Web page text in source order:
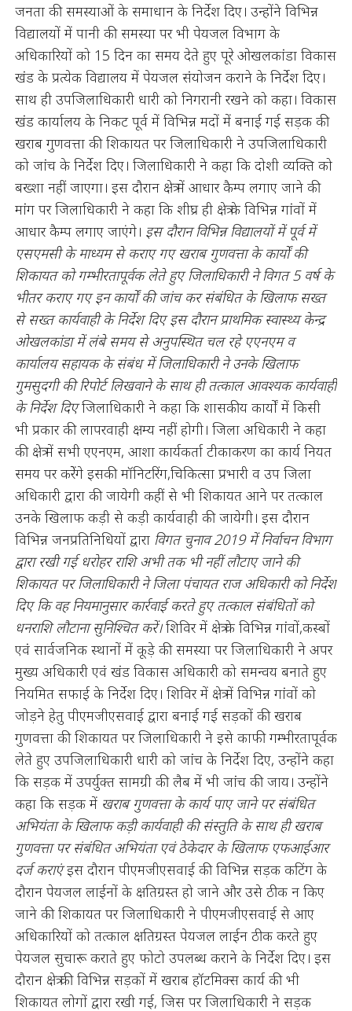
जनता की समस्याओं के समाधान के निर्देश दिए। उन्होंने विभिन्न
विद्यालयों में पानी की समस्या पर भी पेयजल विभाग के
अधिकारियों को 15 दिन का समय देते हुए पूरे ओखलकांडा विकास
खंड के प्रत्येक विद्यालय में पेयजल संयोजन कराने के निर्देश दिए।
साथ ही उपजिलाधिकारी धारी को निगरानी रखने को कहा। विकास
खंड कार्यालय के निकट पूर्व में विभिन्न मदों में बनाई गई सड़क की
खराब गुणवत्ता की शिकायत पर जिलाधिकारी ने उपजिलाधिकारी
को जांच के निर्देश दिए। जिलाधिकारी ने कहा कि दोशी व्यक्ति को
बख्शा नहीं जाएगा। इस दौरान क्षेत्र में आधार कैम्प लगाए जाने की
मांग पर जिलाधिकारी ने कहा कि शीघ्र ही क्षेत्र के विभिन्न गांवों में
आधार कैम्प लगाए जाएंगे। इस दौरान विभिन्न विद्यालयों में पूर्व में
एसएमसी के माध्यम से कराए गए खराब गुणवत्ता के कार्यों की
शिकायत को गम्भीरतापूर्वक लेते हुए जिलाधिकारी ने विगत 5 वर्ष के
भीतर कराए गए इन कार्यों की जांच कर संबंधित के खिलाफ सख्त
से सख्त कार्यवाही के निर्देश दिए इस दौरान प्राथमिक स्वास्थ्य केन्द्र
ओखलकांडा में लंबे समय से अनुपस्थित चल रहे एएनएम व
कार्यालय सहायक के संबंध में जिलाधिकारी ने उनके खिलाफ
गुमसुदगी की रिपोर्ट लिखवाने के साथ ही तत्काल आवश्यक कार्यवाही
के निर्देश दिएजिलाधिकारी ने कहा कि शासकीय कार्यों में किसी
भी प्रकार की लापरवाही क्षम्य नहीं होगी। जिला अधिकारी ने कहा
की क्षेत्र में सभी एएनएम, आशा कार्यकर्ता टीकाकरण का कार्य नियत
समय पर करेेंगे इसकी मॉनिटरिंग,चिकित्सा प्रभारी व उप जिला
अधिकारी द्वारा की जायेगी कहीं से भी शिकायत आने पर तत्काल
उनके खिलाफ कड़ी से कड़ी कार्यवाही की जायेगी। इस दौरान
विभिन्न जनप्रतिनिधियों द्वारा विगत चुनाव 2019 में निर्वाचन विभाग
द्वारा रखी गई धरोहर राशि अभी तक भी नहीं लौटाए जाने की
शिकायत पर जिलाधिकारी ने जिला पंचायत राज अधिकारी को निर्देश
दिए कि वह नियमानुसार कार्रवाई करते हुए तत्काल संबंधितों को
धनराशि लौटाना सुनिश्चित करें।शिविर में क्षेत्र के विभिन्न गांवों,कस्बों
एवं सार्वजनिक स्थानों में कूड़े की समस्या पर जिलाधिकारी ने अपर
मुख्य अधिकारी एवं खंड विकास अधिकारी को समन्वय बनाते हुए
नियमित सफाई के निर्देश दिए। शिविर में क्षेत्र में विभिन्न गांवों को
जोड़ने हेतु पीएमजीएसवाई द्वारा बनाई गई सड़कों की खराब
गुणवत्ता की शिकायत पर जिलाधिकारी ने इसे काफी गम्भीरतापूर्वक
लेते हुए उपजिलाधिकारी धारी को जांच के निर्देश दिए, उन्होंने कहा
कि सड़क में उपर्युक्त सामग्री की लैब में भी जांच की जाय। उन्होंने
कहा कि सड़क में खराब गुणवत्ता के कार्य पाए जाने पर संबंधित
अभियंता के खिलाफ कड़ी कार्यवाही की संस्तुति के साथ ही खराब
गुणवत्ता पर संबंधित अभियंता एवं ठेकेदार के खिलाफ एफआईआर
दर्ज कराएंइस दौरान पीएमजीएसवाई की विभिन्न सड़क कटिंग के
दौरान पेयजल लाईनों के क्षतिग्रस्त हो जाने और उसे ठीक न किए
जाने की शिकायत पर जिलाधिकारी ने पीएमजीएसवाई से आए
अधिकारियों को तत्काल क्षतिग्रस्त पेयजल लाईन ठीक करते हुए
पेयजल सुचारू कराते हुए फोटो उपलब्ध कराने के निर्देश दिए। इस
दौरान क्षेत्र की विभिन्न सड़कों में खराब हॉटमिक्स कार्य की भी
शिकायत लोगों द्वारा रखी गई, जिस पर जिलाधिकारी ने सड़क